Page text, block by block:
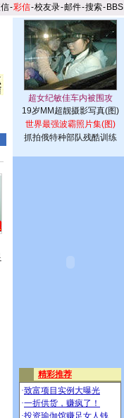
-彩信-校友录-邮件-搜索- BBS
19岁MM超靓摄影写真(图)
世界最强波霸照片集(图)
抓拍俄特种部队残酷训练